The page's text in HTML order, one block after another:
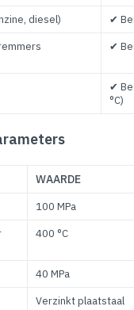
diesel)
✔
✔
✔
°C)
WAARDE
100 MPa
400 °C
40 MPa
Verzinkt plaatstaal